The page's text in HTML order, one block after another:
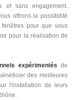
et sans engagement.
offrons la possibilité
pour que vous
pour la réalisation de
expérimentés de
des meilleures
l'installation de leurs